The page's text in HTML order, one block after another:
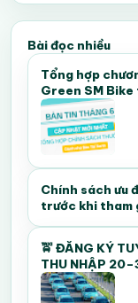
Bài đọc nhiều
Tổng hợp
Green SM
Chính sách ưu
trước khi tham
🚖 ĐĂNG KÝ
THU NHẬP